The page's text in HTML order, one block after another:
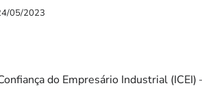
05/2023
do Empresário Industrial